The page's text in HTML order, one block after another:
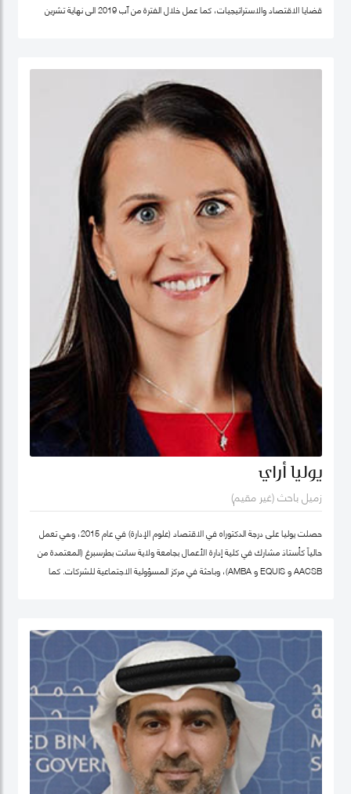
قضايا الاقتصاد والاستراتيجيات، كما عمل خلال الفترة من آب 2019 الى نهاية تشرين
سابقا كبير الاقتصاديين/خبير ومحلل مالي واقتصادي واستراتيجيات- وشريك مؤسس في
ورئيسا تنفيذيا لسرايا العقبة، وتعمير الاردنية القابضة ودارات الأردنية القابضة.
يوليا أراي
زميل باحث (غير مقيم)
حصلت يوليا على درجة الدكتوراه في الاقتصاد (علوم الإدارة) في عام 2015، وهي تعمل
حالياً كأستاذ مشارك في كلية إدارة الأعمال بجامعة ولاية سانت بطرسبرغ (المعتمدة من
AACSB و EQUIS و AMBA)، وباحثة في مركز المسؤولية الاجتماعية للشركات. كما
باحث غير مقيم في عام 2023. تركز مجالات بحثها الرئيسية على ريادة الأعمال الاجتماعية،
والتنمية المستدامة، والمسؤولية الاجتماعية للشركات. وهي عضو نشط في الشبكة
الدولية للباحثين في ريادة الأعمال الاجتماعية (شبكة EMES) وشبكة الأعمال في
المجتمع، وأكاديمية الإدارة، وأكاديمية الأعمال الدولية. حصلت على شهادات تقدير
لمساهماتها في تطوير ريادة الأعمال الاجتماعية في روسيا من المنظمات العامة
والخاصة. ألّفت أكثر من 30 منشورًا في مجلات وطنية ودولية، وكتب، ومجموعات دراسات
حالة. نُشرت أعمالها في مراجعة الأعمال الدولية، حوكمة الشركات، مراجعة الأسواق
الناشئة، مراجعة الإدارة الأوروبية، وغيرها. كما أنها مراجع للعديد من المجلات الوطنية
والدولية.ملف غوغل سكولار